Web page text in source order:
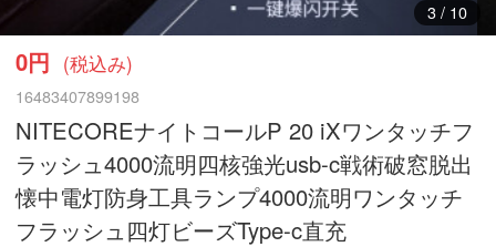
3/ 10
0円 (税込み)
16483407899198
NITECOREナイトコールP 20 iXワンタッチフ
ラッシュ4000流明四核強光usb-c戦術破窓脱出
懐中電灯防身工具ランプ4000流明ワンタッチ
フラッシュ四灯ビーズType-c直充